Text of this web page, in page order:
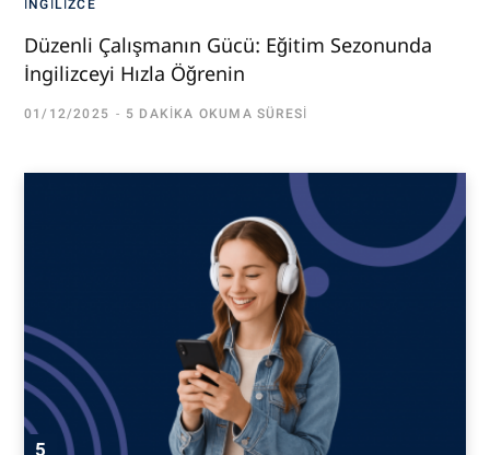
İNGILIZCE
Düzenli Çalışmanın Gücü: Eğitim Sezonunda
İngilizceyi Hızla Öğrenin
01/12/2025 5 DAKIKA OKUMA SÜRESI